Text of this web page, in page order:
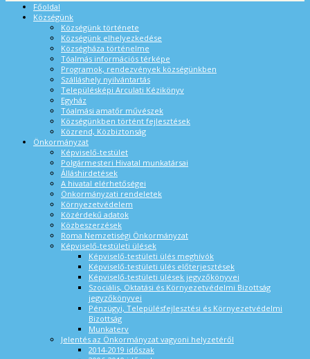
Főoldal
Községünk
Községünk története
Községünk elhelyezkedése
Községháza történelme
Tóalmás információs térképe
Programok, rendezvények községünkben
Szálláshely nyilvántartás
Településképi Arculati Kézikönyv
Egyház
Tóalmási amatőr művészek
Községünkben történt fejlesztések
Közrend, Közbiztonság
Önkormányzat
Képviselő-testület
Polgármesteri Hivatal munkatársai
Álláshirdetések
A hivatal elérhetőségei
Önkormányzati rendeletek
Környezetvédelem
Közérdekű adatok
Közbeszerzések
Roma Nemzetiségi Önkormányzat
Képviselő-testületi ülések
Képviselő-testületi ülés meghívók
Képviselő-testületi ülés előterjesztések
Képviselő-testületi ülések jegyzőkönyvei
Szociális, Oktatási és Környezetvédelmi Bizottság
jegyzőkönyvei
Pénzügyi, Településfejlesztési és Környezetvédelmi
Bizottság
Munkaterv
Jelentés az Önkormányzat vagyoni helyzetéről
2014-2019 időszak